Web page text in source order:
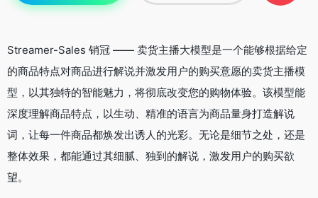
Streamer-Sales 销冠 —— 卖货主播大模型是一个能够根据给定
的商品特点对商品进行解说并激发用户的购买意愿的卖货主播模
型，以其独特的智能魅力，将彻底改变您的购物体验。该模型能
深度理解商品特点，以生动、精准的语言为商品量身打造解说
词，让每一件商品都焕发出诱人的光彩。无论是细节之处，还是
整体效果，都能通过其细腻、独到的解说，激发用户的购买欲
望。